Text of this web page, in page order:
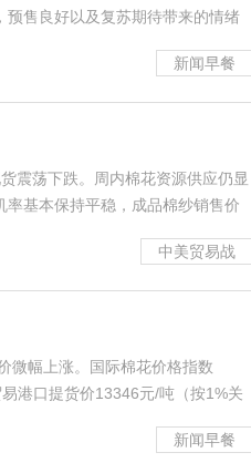
新闻早餐
售良好以及复苏期待带来的情绪
启降息决议的前提下
中美贸易战
荡下跌。周内棉花资源供应仍显
基本保持平稳，成品棉纱销售价
陆续采摘少量开秤。 2
新闻早餐
幅上涨。国际棉花价格指数
港口提货价13346元/吨（按1%关